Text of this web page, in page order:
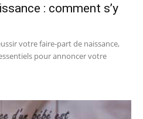
: comment s’y
votre faire-part de naissance,
pour annoncer votre